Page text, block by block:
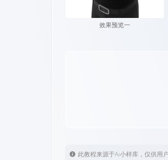
效果预览一
此教程来源于Ai小样库，仅供用